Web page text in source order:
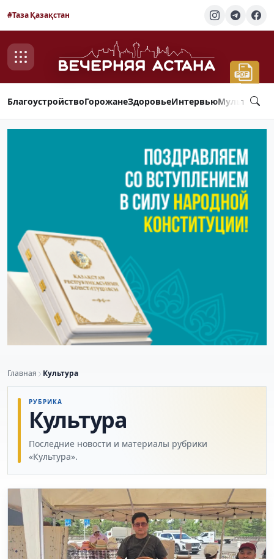
#Таза Қазақстан
БлагоустройствоГорожанеЗдоровьеИнтервью
Главная Культура
РУБРИКА
Культура
Последние новости и материалы рубрики
«Культура».